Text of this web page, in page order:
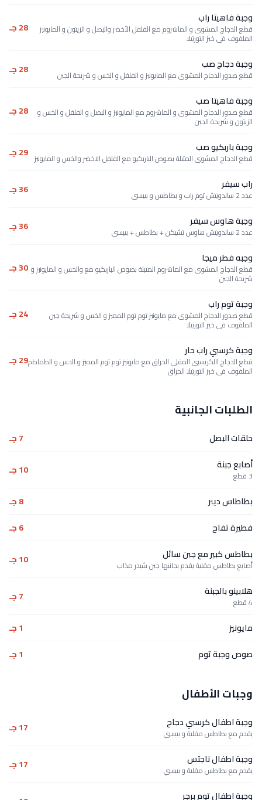
وجبة فاهيتا راب
قطع الدجاج المشوى و الماشروم مع الفلفل الأخضر والبصل و الزيتون و المايونيز
الملفوف فى خبز التورتيلا
28 جـ
وجبة دجاج صب
قطع صدور الدجاج المشوى مع المايونيز و الفلفل و الخس و شريحة الجبن 28 جـ
وجبة فاهيتا صب
قطع صدور الدجاج المشوى و الماشروم مع المايونيز و البصل و الفلفل و الخس و
الزيتون و شريحة الجبن
28 جـ
وجبة باربكيو صب
قطع الدجاج المشوى المتبلة بصوص الباربكيو مع الفلفل الاخضر والخس و المايونيز 29 جـ
راب سيفر
عدد 2 ساندويتش توم راب و بطاطس و بيبسى 36 جـ
وجبة هاوس سيفر
عدد 2 ساندويتش هاوس تشيكن + بطاطس + بيبسى 36 جـ
وجبه فطر ميجا
قطع الدجاج المشوى مع الماشروم المتبلة بصوص الباربكيو مع والخس و المايونيز و
شريحة الجبن
30 جـ
وجبة توم راب
قطع صدور الدجاج المشوى مع مايونيز توم توم المميز و الخس و شريحة جبن
الملفوف فى خبز التورتيلا
24 جـ
وجبة كرسبي راب حار
قطع الدجاج االكريسبى المقلى الحراق مع مايونيز توم توم المميز و الخس و الطماطم
الملفوف فى خبز التورتيلا الحراق
29 جـ
الطلبات الجانبية
حلقات البصل
7 جـ
أصابع جبنة
3 قطع 10 جـ
بطاطاس ديبر
8 جـ
فطيرة تفاح
6 جـ
بطاطس كبير مع جبن سائل
أصابع بطاطس مقلية يقدم بجانبها جبن شيدر مذاب 10 جـ
هلابينو بالجبنة
4 قطع 7 جـ
مايونيز
1 جـ
صوص وجبة توم
1 جـ
وجبات الأطفال
وجبة اطفال كرسبي دجاج
يقدم مع بطاطس مقلية و بيبسي 17 جـ
وجبة اطفال ناجتس
يقدم مع بطاطس مقلية و بيبسي 17 جـ
وجبة اطفال توم برجر